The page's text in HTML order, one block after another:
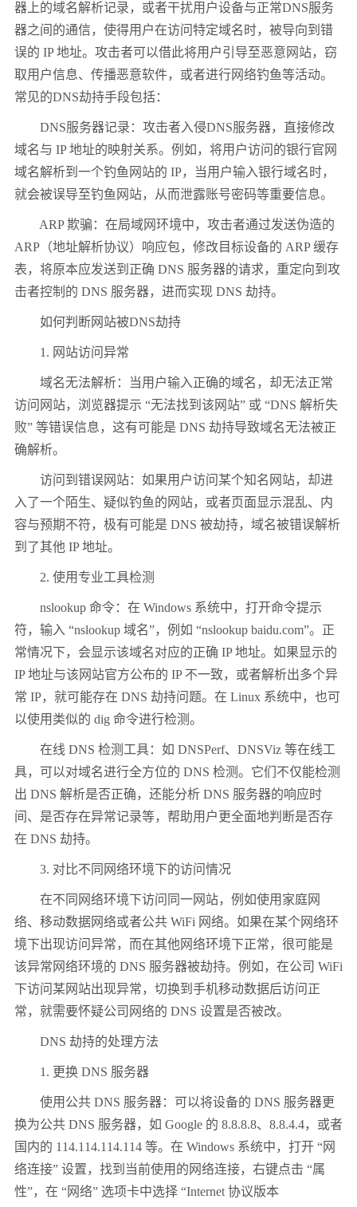
器上的域名解析记录，或者干扰用户设备与正常DNS服务
器之间的通信，使得用户在访问特定域名时，被导向到错
误的 IP 地址。攻击者可以借此将用户引导至恶意网站，窃
取用户信息、传播恶意软件，或者进行网络钓鱼等活动。
常见的DNS劫持手段包括：
DNS服务器记录：攻击者入侵DNS服务器，直接修改
域名与 IP 地址的映射关系。例如，将用户访问的银行官网
域名解析到一个钓鱼网站的 IP，当用户输入银行域名时，
就会被误导至钓鱼网站，从而泄露账号密码等重要信息。
ARP 欺骗：在局域网环境中，攻击者通过发送伪造的
ARP（地址解析协议）响应包，修改目标设备的 ARP 缓存
表，将原本应发送到正确 DNS 服务器的请求，重定向到攻
击者控制的 DNS 服务器，进而实现 DNS 劫持。
如何判断网站被DNS劫持
1. 网站访问异常
域名无法解析：当用户输入正确的域名，却无法正常
访问网站，浏览器提示 “无法找到该网站” 或 “DNS 解析失
败” 等错误信息，这有可能是 DNS 劫持导致域名无法被正
确解析。
访问到错误网站：如果用户访问某个知名网站，却进
入了一个陌生、疑似钓鱼的网站，或者页面显示混乱、内
容与预期不符，极有可能是 DNS 被劫持，域名被错误解析
到了其他 IP 地址。
2. 使用专业工具检测
nslookup 命令：在 Windows 系统中，打开命令提示
符，输入 “nslookup 域名”，例如 “nslookup baidu.com”。正
常情况下，会显示该域名对应的正确 IP 地址。如果显示的
IP 地址与该网站官方公布的 IP 不一致，或者解析出多个异
常 IP，就可能存在 DNS 劫持问题。在 Linux 系统中，也可
以使用类似的 dig 命令进行检测。
在线 DNS 检测工具：如 DNSPerf、DNSViz 等在线工
具，可以对域名进行全方位的 DNS 检测。它们不仅能检测
出 DNS 解析是否正确，还能分析 DNS 服务器的响应时
间、是否存在异常记录等，帮助用户更全面地判断是否存
在 DNS 劫持。
3. 对比不同网络环境下的访问情况
在不同网络环境下访问同一网站，例如使用家庭网
络、移动数据网络或者公共 WiFi 网络。如果在某个网络环
境下出现访问异常，而在其他网络环境下正常，很可能是
该异常网络环境的 DNS 服务器被劫持。例如，在公司 WiFi
下访问某网站出现异常，切换到手机移动数据后访问正
常，就需要怀疑公司网络的 DNS 设置是否被改。
DNS 劫持的处理方法
1. 更换 DNS 服务器
使用公共 DNS 服务器：可以将设备的 DNS 服务器更
换为公共 DNS 服务器，如 Google 的 8.8.8.8、8.8.4.4，或者
国内的 114.114.114.114 等。在 Windows 系统中，打开 “网
络连接” 设置，找到当前使用的网络连接，右键点击 “属
性”，在 “网络” 选项卡中选择 “Internet 协议版本